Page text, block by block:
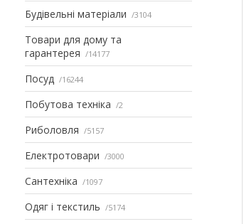
Будівельні матеріали 3104
Товари для дому та
гарантерея
14177
Посуд 16244
Побутова техніка 2
Риболовля 5157
Електротовари 3000
Сантехніка 1097
Одяг і текстиль 5174